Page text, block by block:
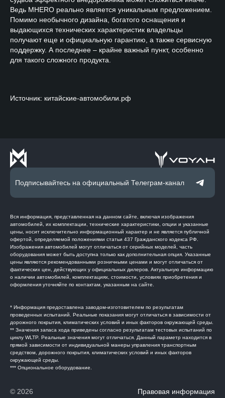
Ведь MHERO реально является уникальным предложением.
Помимо необычного дизайна, богатого оснащения и
выдающихся технических характеристик владельцы
получают еще и официальную гарантию, а также сервисную
поддержку. А последнее – крайне важный пункт, особенно
для такого сложного продукта.
Источник: китайские-автомобили.рф
Подписывайтесь на официальный Телеграм-канал
Вся информация, представленная на данном сайте, включая изображения
автомобилей, их комплектации, технические характеристики, опции и указанные
цены, носит исключительно информационный характер и не является публичной
офертой, определяемой положениями статьи 437 Гражданского кодекса РФ.
Изображения автомобилей могут отличаться от серийных моделей, часть
оборудования может быть доступна только как дополнительная опция. Указанные
цены являются рекомендованными розничными ценами и могут отличаться от
фактических цен, действующих у официальных дилеров. Актуальную информацию
о наличии автомобилей, комплектациях, стоимости, условиях приобретения и
оформления уточняйте по контактам, указанным на сайте.
* Информация предоставлена заводом-изготовителем по результатам
проведенных испытаний. Реальные показания могут отличаться в зависимости от
дорожного покрытия, климатических условий и иных факторов окружающей среды.
** Значения запаса хода приведены согласно результатам тестовых испытаний по
циклу WLTP. Реальные значения могут отличаться. Данный параметр находится в
прямой зависимости от индивидуальной манеры управления транспортным
средством, дорожного покрытия, климатических условий и иных факторов
окружающей среды.
*** Опциональное оборудование.
© 2026 Правовая информация